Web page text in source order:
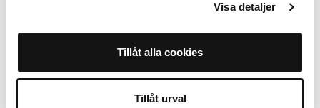
Visa detaljer
Tillåt alla cookies
Tillåt urval
Till Apple Watch 38/40/41/42* mm